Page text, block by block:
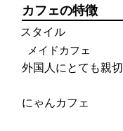
カフェの特徴
スタイル
外国人にとても親切
メイドカフェ
にゃんカフェ